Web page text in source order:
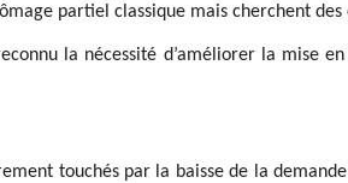
partiel classique mais cherchent des
la nécessité d’améliorer la mise
touchés par la baisse de la